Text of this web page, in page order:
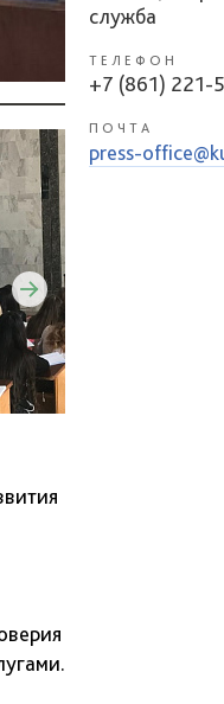
служба
ТЕЛЕФОН
+7 (861) 221-
ПОЧТА
press-